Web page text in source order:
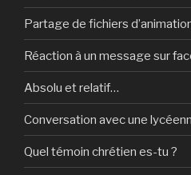
Partage de fichiers
Réaction à un message sur
Absolu et relatif…
Conversation avec une
Quel témoin chrétien es-tu ?